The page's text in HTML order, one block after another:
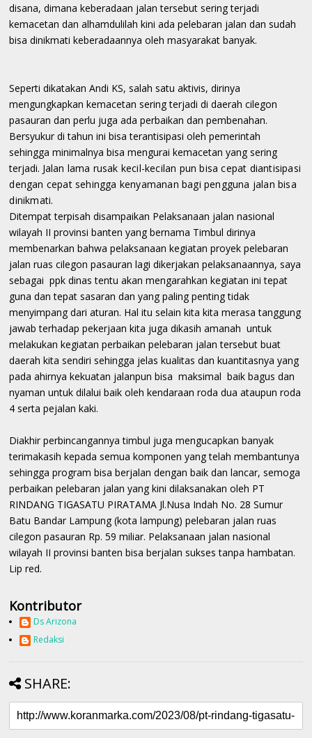
disana, dimana keberadaan jalan tersebut sering terjadi
kemacetan dan alhamdulilah kini ada pelebaran jalan dan sudah
bisa dinikmati keberadaannya oleh masyarakat banyak.
Seperti dikatakan Andi KS, salah satu aktivis, dirinya
mengungkapkan kemacetan sering terjadi di daerah cilegon
pasauran dan perlu juga ada perbaikan dan pembenahan.
Bersyukur di tahun ini bisa terantisipasi oleh pemerintah
sehingga minimalnya bisa mengurai kemacetan yang sering
terjadi. Jalan lama rusak kecil-kecilan pun bisa cepat diantisipasi
dengan cepat sehingga kenyamanan bagi pengguna jalan bisa
dinikmati.
Ditempat terpisah disampaikan Pelaksanaan jalan nasional
wilayah II provinsi banten yang bernama Timbul dirinya
membenarkan bahwa pelaksanaan kegiatan proyek pelebaran
jalan ruas cilegon pasauran lagi dikerjakan pelaksanaannya, saya
sebagai ppk dinas tentu akan mengarahkan kegiatan ini tepat
guna dan tepat sasaran dan yang paling penting tidak
menyimpang dari aturan. Hal itu selain kita kita merasa tanggung
jawab terhadap pekerjaan kita juga dikasih amanah untuk
melakukan kegiatan perbaikan pelebaran jalan tersebut buat
daerah kita sendiri sehingga jelas kualitas dan kuantitasnya yang
pada ahirnya kekuatan jalanpun bisa maksimal baik bagus dan
nyaman untuk dilalui baik oleh kendaraan roda dua ataupun roda
4 serta pejalan kaki.
Diakhir perbincangannya timbul juga mengucapkan banyak
terimakasih kepada semua komponen yang telah membantunya
sehingga program bisa berjalan dengan baik dan lancar, semoga
perbaikan pelebaran jalan yang kini dilaksanakan oleh PT
RINDANG TIGASATU PIRATAMA Jl.Nusa Indah No. 28 Sumur
Batu Bandar Lampung (kota lampung) pelebaran jalan ruas
cilegon pasauran Rp. 59 miliar. Pelaksanaan jalan nasional
wilayah II provinsi banten bisa berjalan sukses tanpa hambatan.
Lip red.
Kontributor
Ds Arizona
Redaksi
SHARE: